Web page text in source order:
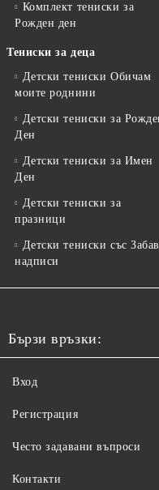
Комплект тениски за
Рожден ден
Тениски за деца
Детски тениски Обичам
моите роднини
Детски тениски за
Ден
Детски тениски за Имен
Ден
Детски тениски за
празници
Детски тениски със
надписи
Бързи връзки:
Вход
Регистрация
Често задавани въпроси
Контакти